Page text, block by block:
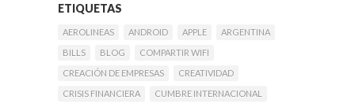
ETIQUETAS
AEROLINEAS ANDROID APPLE
ARGENTINA
BILLS
BLOG
COMPARTIR WIFI
CREACIÓN DE EMPRESAS
CREATIVIDAD
CRISIS FINANCIERA
CUMBRE INTERNACIONAL